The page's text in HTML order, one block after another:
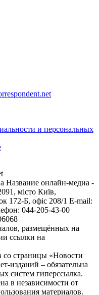
и персональных
Название онлайн-медиа -
місто Київ,
Б, офіс 208/1 E-mail:
044-205-43-00
размещённых на
ссылки на
страницы «Новости
изданий – обязательна
систем гиперссылка.
в независимости от
материалов.